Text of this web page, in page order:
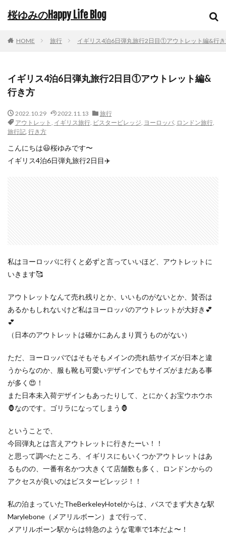
桜ゆみのHappy Life Blog
HOME 旅行 イギリス4泊6日弾丸旅行2日目①アウトレット編&行
イギリス4泊6日弾丸旅行2日目①アウトレット編&
行き方
2022.10.29 2022.11.13
旅行
アウトレット , イギリス旅行, ビスタービレッジ, ヨーロッパ, ロンドン旅行,
旅行記, 行き方
こんにちは😃桜ゆみです〜
イギリス4泊6日弾丸旅行2日目✈️
私はヨーロッパに行くと必ずと言っていいほど、アウトレットに
いきます🥰
アウトレットなんて売れ残りとか、いいものがないとか、賛否は
あるかもしれないけど私はヨーロッパのアウトレットが大好き💕
💕
（日本のアウトレットは確かにあんまり買うものがない）
ただ、ヨーロッパではそもそもメインの売れ筋サイズが日本と違
うからなのか、服も靴も可愛いデザインでもサイズがまだある事
が多く😍！
また日本未入荷デザインもあったりして、とにかくお宝ウホウホ
🦍なのです。ゴリラになってしまう🦍
ということで、
今回弾丸とは言えアウトレットに行きたーい！！
と思って調べたところ、イギリスにもいくつかアウトレットはあ
るものの、一番有名かつ大きくて店舗数も多く、ロンドンからの
アクセスが良いのはビスタービレッジ！！
私の泊まっていたTheBerkeleyHotelからは、バスでまず大きな駅
Marylebone（メアリルボーン）まで行って、
メアリルボーン駅からは特急のような電車で1本だよ〜！